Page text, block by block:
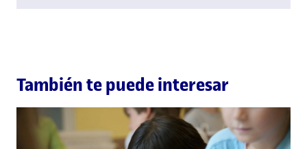
También te puede interesar